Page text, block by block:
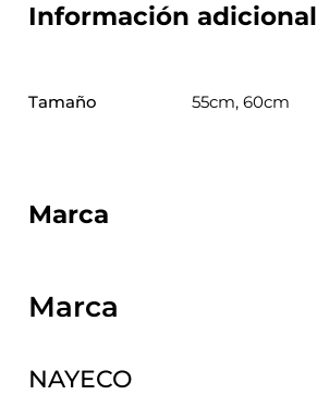
Información adicional
Tamaño 55cm, 60cm
Marca
Marca
NAYECO